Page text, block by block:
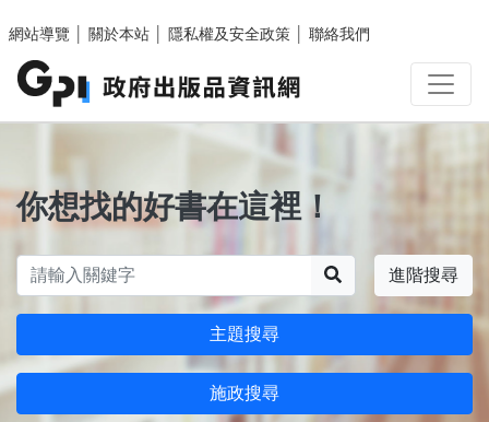
網站導覽
關於本站 隱私權及安全政策 聯絡我們
你想找的好書在這裡！
進階搜尋
主題搜尋
施政搜尋